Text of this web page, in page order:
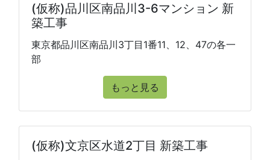
(仮称)品川区南品川3-6マンション 新
築工事
東京都品川区南品川3丁目1番11、12、47の各一
部
もっと見る
(仮称)文京区水道2丁目 新築工事